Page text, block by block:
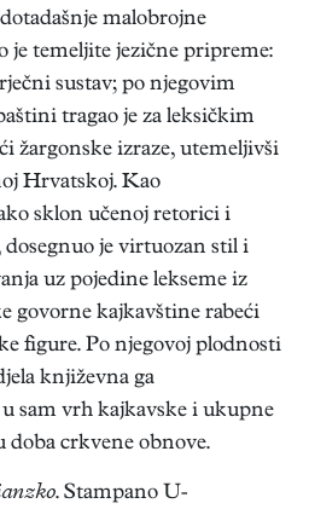
malobrojne
je temeljite jezične pripreme:
sustav; po njegovim
tragao je za leksičkim
žargonske izraze, utemeljivši
Hrvatskoj. Kao
sklon učenoj retorici i
je virtuozan stil i
uz pojedine lekseme iz
govorne kajkavštine rabeći
figure. Po njegovoj plodnosti
književna ga
sam vrh kajkavske i ukupne
crkvene obnove.
. Stampano U-